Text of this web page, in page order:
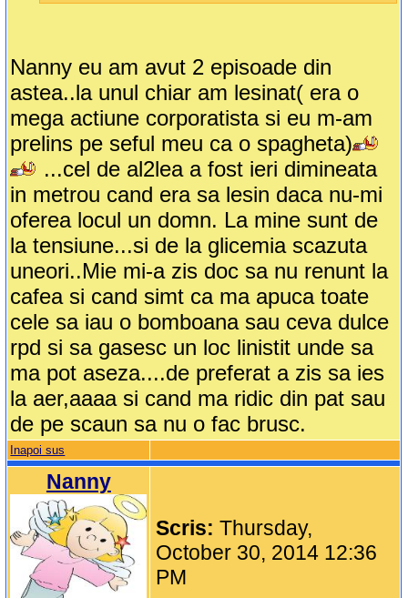
Nanny eu am avut 2 episoade din
astea..la unul chiar am lesinat( era o
mega actiune corporatista si eu m-am
prelins pe seful meu ca o spagheta)
...cel de al2lea a fost ieri dimineata
in metrou cand era sa lesin daca nu-mi
oferea locul un domn. La mine sunt de
la tensiune...si de la glicemia scazuta
uneori..Mie mi-a zis doc sa nu renunt la
cafea si cand simt ca ma apuca toate
cele sa iau o bomboana sau ceva dulce
rpd si sa gasesc un loc linistit unde sa
ma pot aseza....de preferat a zis sa ies
la aer,aaaa si cand ma ridic din pat sau
de pe scaun sa nu o fac brusc.
Inapoi sus
Nanny
Scris:Thursday,
October 30, 2014 12:36
PM